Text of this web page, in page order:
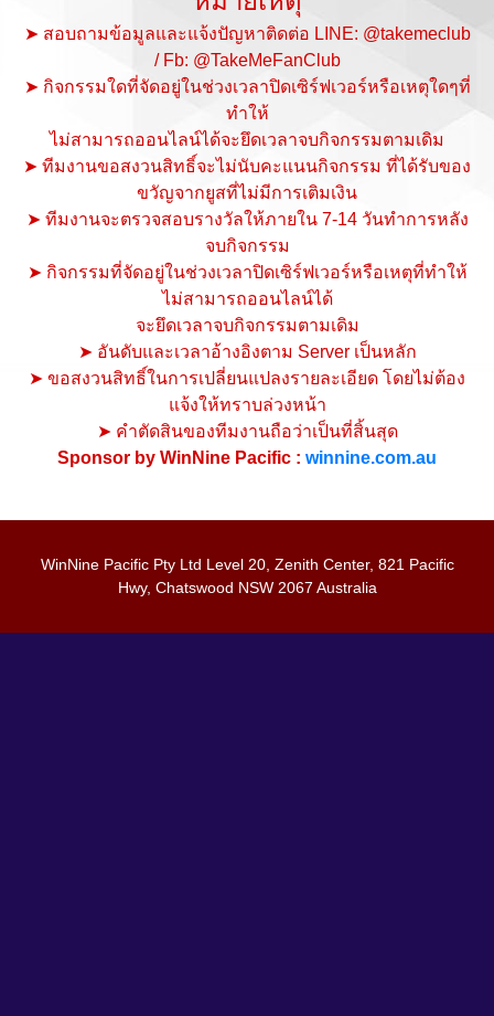
➤ สอบถามข้อมูลและแจ้งปัญหาติดต่อ LINE: @takemeclub
/ Fb: @TakeMeFanClub
➤ กิจกรรมใดที่จัดอยู่ในช่วงเวลาปิดเซิร์ฟเวอร์หรือเหตุใดๆที่
ทำให้
ไม่สามารถออนไลน์ได้จะยึดเวลาจบกิจกรรมตามเดิม
➤ ทีมงานขอสงวนสิทธิ์จะไม่นับคะแนนกิจกรรม ที่ได้รับของ
ขวัญจากยูสที่ไม่มีการเติมเงิน
➤ ทีมงานจะตรวจสอบรางวัลให้ภายใน 7-14 วันทำการหลัง
จบกิจกรรม
➤ กิจกรรมที่จัดอยู่ในช่วงเวลาปิดเซิร์ฟเวอร์หรือเหตุที่ทำให้
ไม่สามารถออนไลน์ได้
จะยึดเวลาจบกิจกรรมตามเดิม
➤ อันดับและเวลาอ้างอิงตาม Server เป็นหลัก
➤ ขอสงวนสิทธิ์ในการเปลี่ยนแปลงรายละเอียด โดยไม่ต้อง
แจ้งให้ทราบล่วงหน้า
➤ คำตัดสินของทีมงานถือว่าเป็นที่สิ้นสุด
Sponsor by WinNine Pacific : winnine.com.au
WinNine Pacific Pty Ltd Level 20, Zenith Center, 821 Pacific
Hwy, Chatswood NSW 2067 Australia